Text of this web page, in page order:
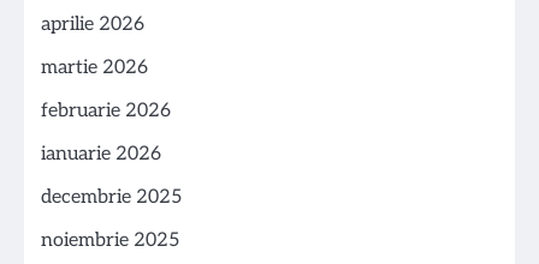
aprilie 2026
martie 2026
februarie 2026
ianuarie 2026
decembrie 2025
noiembrie 2025